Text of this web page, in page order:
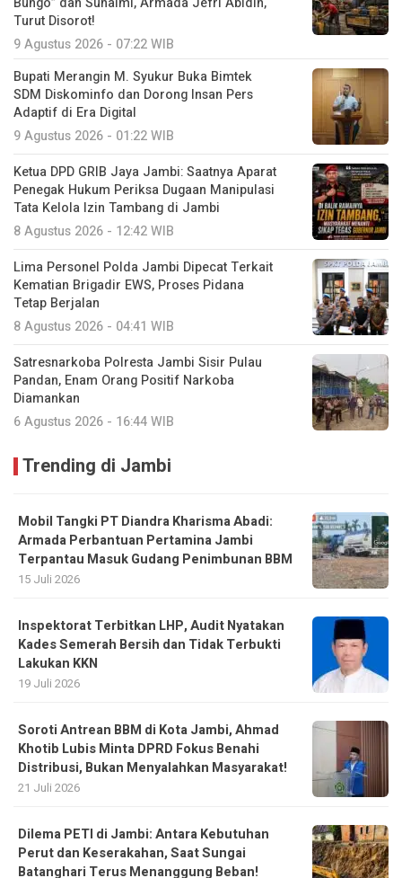
Turut Disorot!
9 Agustus 2026 - 07:22 WIB
Bupati Merangin M. Syukur Buka Bimtek
SDM Diskominfo dan Dorong Insan Pers
Adaptif di Era Digital
9 Agustus 2026 - 01:22 WIB
Ketua DPD GRIB Jaya Jambi: Saatnya Aparat
Penegak Hukum Periksa Dugaan Manipulasi
Tata Kelola Izin Tambang di Jambi
8 Agustus 2026 - 12:42 WIB
Lima Personel Polda Jambi Dipecat Terkait
Kematian Brigadir EWS, Proses Pidana
Tetap Berjalan
8 Agustus 2026 - 04:41 WIB
Satresnarkoba Polresta Jambi Sisir Pulau
Pandan, Enam Orang Positif Narkoba
Diamankan
6 Agustus 2026 - 16:44 WIB
Trending di Jambi
Mobil Tangki PT Diandra Kharisma Abadi:
Armada Perbantuan Pertamina Jambi
Terpantau Masuk Gudang Penimbunan BBM
15 Juli 2026
Inspektorat Terbitkan LHP, Audit Nyatakan
Kades Semerah Bersih dan Tidak Terbukti
Lakukan KKN
19 Juli 2026
Soroti Antrean BBM di Kota Jambi, Ahmad
Khotib Lubis Minta DPRD Fokus Benahi
Distribusi, Bukan Menyalahkan Masyarakat!
21 Juli 2026
Dilema PETI di Jambi: Antara Kebutuhan
Perut dan Keserakahan, Saat Sungai
Batanghari Terus Menanggung Beban!